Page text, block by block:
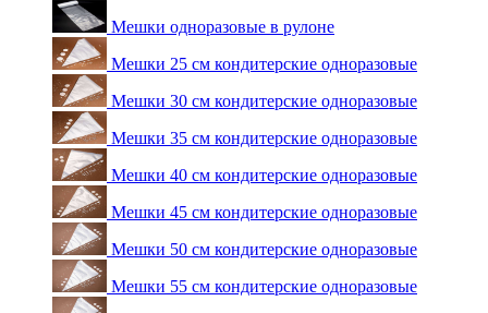
Мешки одноразовые в рулоне
Мешки 25 см кондитерские одноразовые
Мешки 30 см кондитерские одноразовые
Мешки 35 см кондитерские одноразовые
Мешки 40 см кондитерские одноразовые
Мешки 45 см кондитерские одноразовые
Мешки 50 см кондитерские одноразовые
Мешки 55 см кондитерские одноразовые